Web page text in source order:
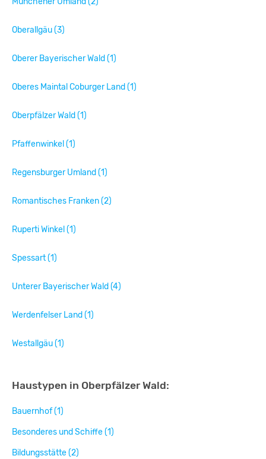
Oberallgäu (3)
Oberer Bayerischer Wald (1)
Oberes Maintal Coburger Land (1)
Oberpfälzer Wald (1)
Pfaffenwinkel (1)
Regensburger Umland (1)
Romantisches Franken (2)
Ruperti Winkel (1)
Spessart (1)
Unterer Bayerischer Wald (4)
Werdenfelser Land (1)
Westallgäu (1)
Haustypen in Oberpfälzer Wald:
Bauernhof (1)
Besonderes und Schiffe (1)
Bildungsstätte (2)